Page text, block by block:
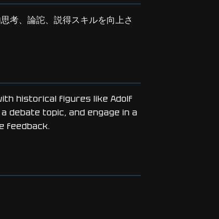
考、論詑、説得スキルを向上さ
historical figures like Adolf
debate topic, and engage in a
feedback.